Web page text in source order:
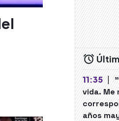
11:35 |
vida. Me
años